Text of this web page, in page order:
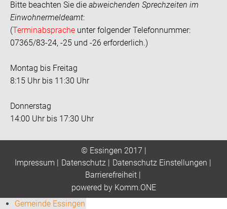
Bitte beachten Sie die abweichenden Sprechzeiten im
Einwohnermeldeamt:
(Terminabsprache unter folgender Telefonnummer:
07365/83-24, -25 und -26 erforderlich.)
Montag bis Freitag
8:15 Uhr bis 11:30 Uhr
Donnerstag
14:00 Uhr bis 17:30 Uhr
© Essingen 2017 |
Impressum | Datenschutz| Datenschutz Einstellungen |
Barrierefreiheit|
powered by Komm.ONE
Gemeinde Essingen